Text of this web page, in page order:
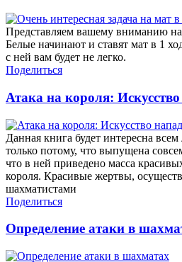
Представляем вашему вниманию
Белые начинают и ставят мат в 1
с ней вам будет не легко.
Поделиться
Атака на короля:
Данная книга будет интересна
только потому, что выпущена
что в ней приведено масса
короля. Красивые жертвы,
шахматистами
Поделиться
Определение атаки в